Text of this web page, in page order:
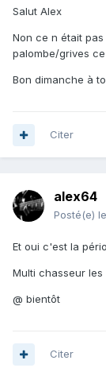
Salut Alex
Non ce n était
palombe/grives ce
Bon dimanche à
Citer
alex64
Posté(e)
Et oui c'est la
Multi chasseur
@ bientôt
Citer